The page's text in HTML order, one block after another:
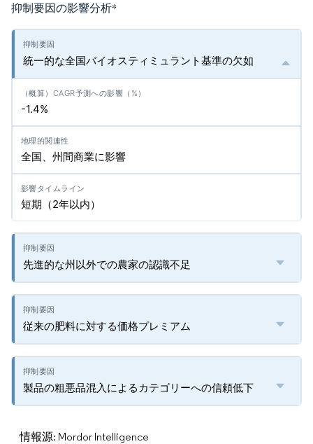
抑制要因の影響分析*
統一的な全国バイオスティミュラント基準の欠如
-1.4%
全国、州間商業に影響
短期（2年以内）
先進的な州以外での農家の認識不足
従来の肥料に対する価格プレミアム
製品の粗悪品混入によるカテゴリーへの信頼低下
情報源: Mordor Intelligence